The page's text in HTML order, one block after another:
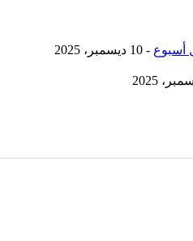
- 10 ديسمبر، 2025